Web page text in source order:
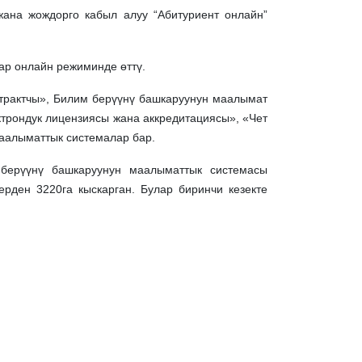
жождорго кабыл алуу “Абитуриент онлайн”
​​онлайн режиминде өттү.
Билим берүүнү башкаруунун маалымат
лицензиясы жана аккредитациясы», «Чет
системалар бар.
башкаруунун маалыматтык системасы
3220га кыскарган. Булар биринчи кезекте